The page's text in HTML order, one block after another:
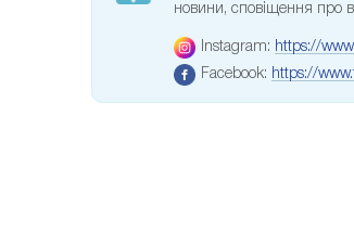
новини, сповіщення про
Instagram: https://
Facebook: https://